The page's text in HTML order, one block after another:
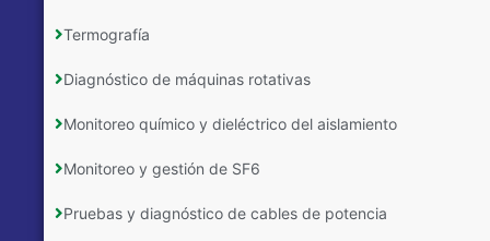
Termografía
Diagnóstico de máquinas rotativas
Monitoreo químico y dieléctrico del aislamiento
Monitoreo y gestión de SF6
Pruebas y diagnóstico de cables de potencia